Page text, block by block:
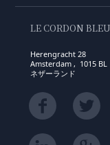
LE CORDON
Herengracht 28
Amsterdam , 1015 BL
ネザーランド